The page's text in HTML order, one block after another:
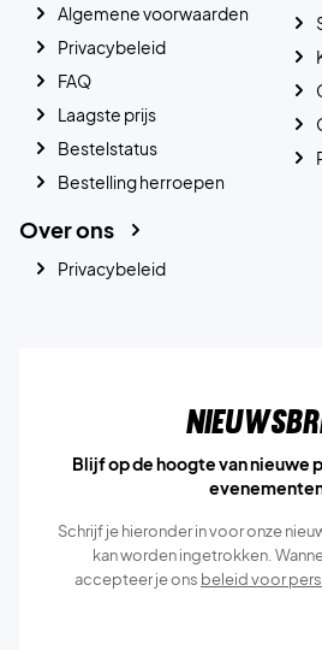
Algemene voorwaarden
Privacybeleid
FAQ
Laagste prijs
Bestelstatus
Bestelling herroepen
Over ons
Privacybeleid
Blijf op de hoogte van nieuwe
Schrijf je hieronder in voor onze
kan worden ingetrokken.
accepteer je ons beleid voor